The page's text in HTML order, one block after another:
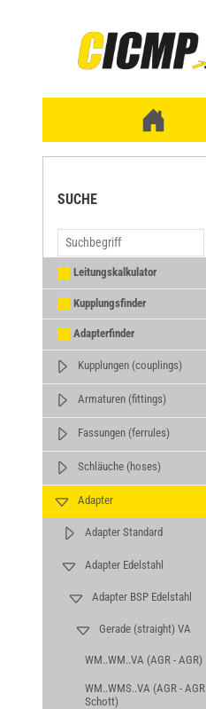
SUCHE
Leitungskalkulator
Kupplungsfinder
Adapterfinder
Kupplungen (couplings)
Armaturen (fittings)
Fassungen (ferrules)
Schläuche (hoses)
Adapter
Adapter Standard
Adapter Edelstahl
Adapter BSP Edelstahl
Gerade (straight) VA
WM..WM..VA (AGR - AGR)
WM..WMS..VA (AGR - AGR
Schott)